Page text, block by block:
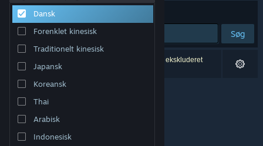
Support
Skift sprog
Hent Steam-mobilappen
Vis desktop-webside
Dansk
Forenklet kinesisk
Traditionelt kinesisk
Japansk
Koreansk
Thai
Arabisk
Indonesisk
Sorter efter Relevans
Søg
0 resultater matcher din søgning. 1 titel er blevet ekskluderet
baseret på dine præferencer.